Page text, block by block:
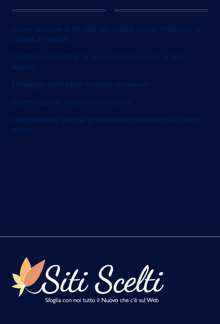
12
Come Trattare la Perdita dei Capelli con un Trapianto di
Capelli in Turchia
Obiettivo marketing: la nuova frontiera sono le SEO
Agency
Il noleggio auto lungo termine conviene?
Quanto dura la febbre nei bambini?
Il regolabarba: perché gli uomini non possono più farne a
meno